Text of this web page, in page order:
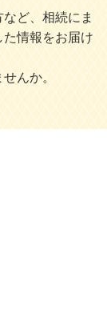
ど、相続にま
情報をお届け
せんか。